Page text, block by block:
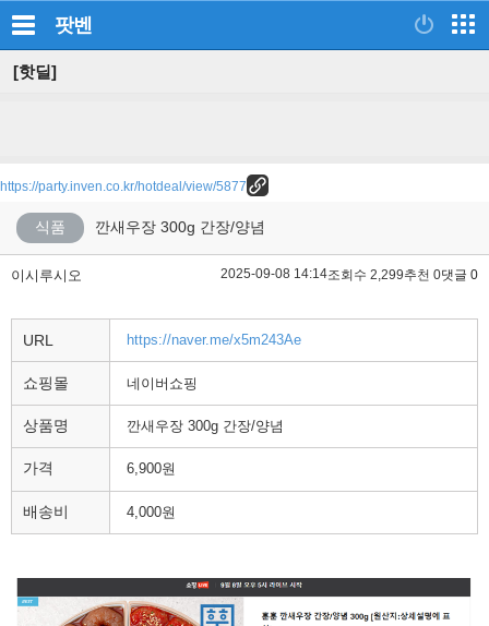
팟벤
[핫딜]
https://party.inven.co.kr/hotdeal/view/5877
식품 깐새우장 300g 간장/양념
이시루시오 2025-09-08 14:14조회수 2,299추천 0댓글 0
URL https://naver.me/x5m243Ae
쇼핑몰 네이버쇼핑
상품명 깐새우장 300g 간장/양념
가격 6,900원
배송비 4,000원